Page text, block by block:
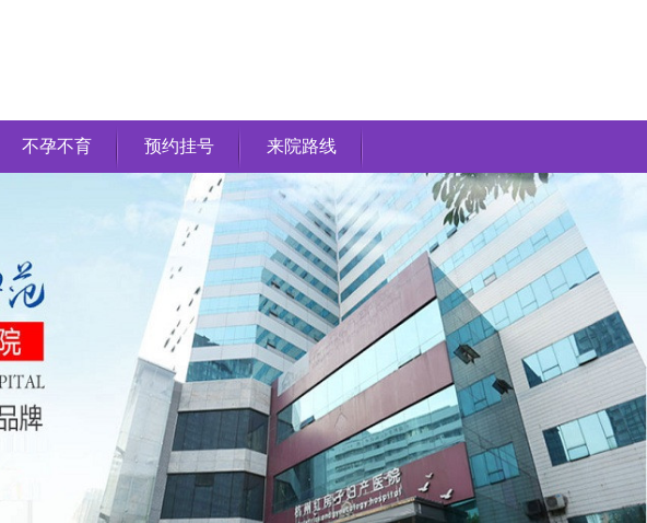
不孕不育 预约挂号 来院路线